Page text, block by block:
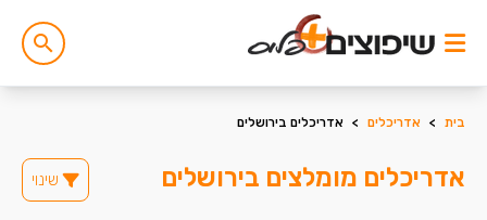
בית > אדריכלים > אדריכלים בירושלים
אדריכלים מומלצים בירושלים שינוי